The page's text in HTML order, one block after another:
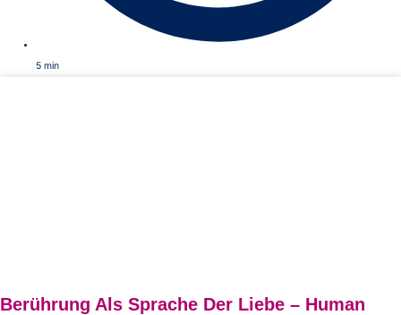
5 min
Berührung Als Sprache Der Liebe – Human